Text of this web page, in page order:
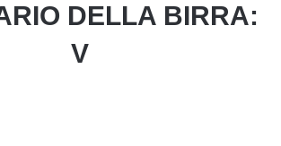
DELLA BIRRA:
V